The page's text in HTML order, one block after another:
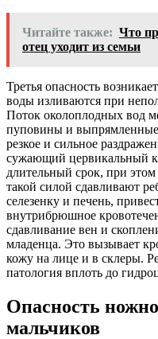
Читайте также: Что
отец уходит из семьи
Третья опасность
воды изливаются при
Поток околоплодных вод
пуповины и
резкое и сильное
сужающий цервикальный
длительный срок, при
такой силой сдавливают
селезенку и печень,
внутрибрюшное
сдавливание вен и
младенца. Это вызывает
кожу на лице и в склеры.
патология вплоть до
Опасность
мальчиков